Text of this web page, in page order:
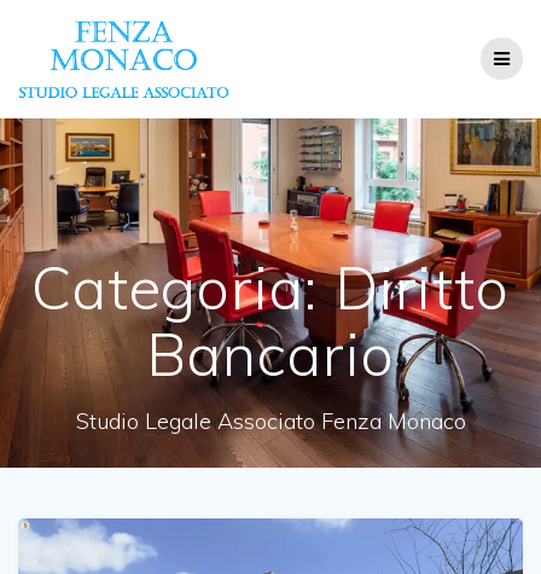
Categoria:Diritto
Bancario
Studio Legale Associato Fenza Monaco